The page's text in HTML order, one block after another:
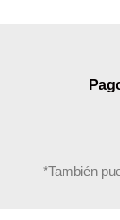
*También